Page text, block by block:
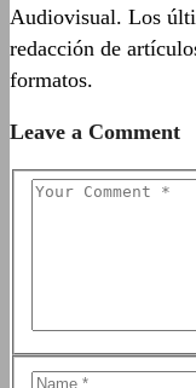
Audiovisual. Los
redacción de
formatos.
Leave a Comment